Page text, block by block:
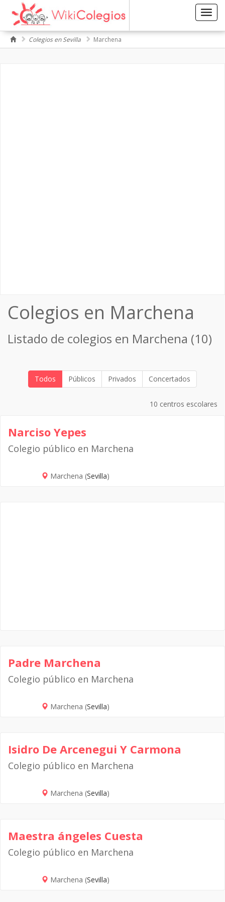
Colegios en Sevilla Marchena
Colegios en Marchena
Listado de colegios en Marchena (10)
Todos Públicos Privados Concertados
10 centros escolares
Narciso Yepes
Colegio público en Marchena
Marchena (Sevilla)
Padre Marchena
Colegio público en Marchena
Marchena (Sevilla)
Isidro De Arcenegui Y Carmona
Colegio público en Marchena
Marchena (Sevilla)
Maestra ángeles Cuesta
Colegio público en Marchena
Marchena (Sevilla)